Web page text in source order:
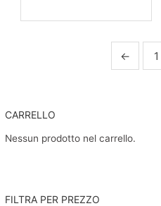
CARRELLO
Nessun prodotto nel carrello.
FILTRA PER PREZZO
← 1